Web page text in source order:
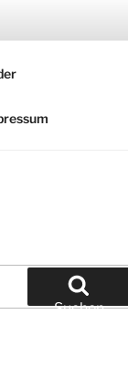
Suchen